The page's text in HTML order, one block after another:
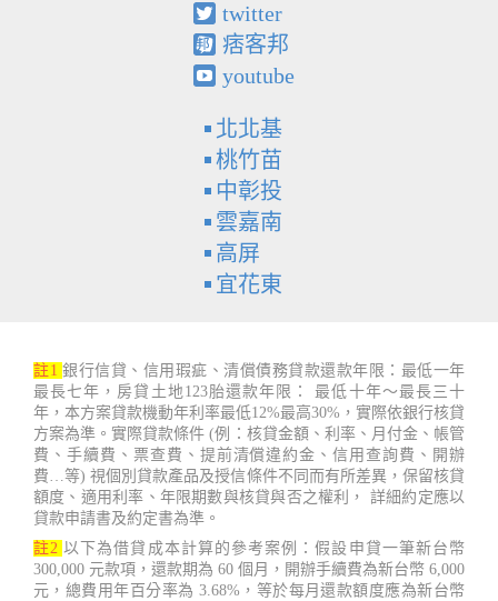
twitter
痞客邦
youtube
北北基
桃竹苗
中彰投
雲嘉南
高屏
宜花東
註1 銀行信貸、信用瑕疵、清償債務貸款還款年限：最低一年
最長七年，房貸土地123胎還款年限： 最低十年～最長三十
年，本方案貸款機動年利率最低12%最高30%，實際依銀行核貸
方案為準。實際貸款條件 (例：核貸金額、利率、月付金、帳管
費、手續費、票查費、提前清償違約金、信用查詢費、開辦
費…等) 視個別貸款產品及授信條件不同而有所差異，保留核貸
額度、適用利率、年限期數與核貸與否之權利， 詳細約定應以
貸款申請書及約定書為準。
註2 以下為借貸成本計算的參考案例：假設申貸一筆新台幣
300,000 元款項，還款期為 60 個月，開辦手續費為新台幣 6,000
元，總費用年百分率為 3.68%，等於每月還款額度應為新台幣